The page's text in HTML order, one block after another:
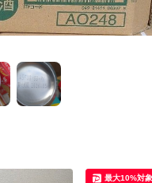
最大10%対象